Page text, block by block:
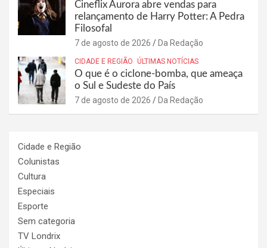
Cineflix Aurora abre vendas para
relançamento de Harry Potter: A Pedra
Filosofal
7 de agosto de 2026 Da Redação
CIDADE E REGIÃO ÚLTIMAS NOTÍCIAS
O que é o ciclone-bomba, que ameaça
o Sul e Sudeste do País
7 de agosto de 2026 Da Redação
Cidade e Região
Colunistas
Cultura
Especiais
Esporte
Sem categoria
TV Londrix